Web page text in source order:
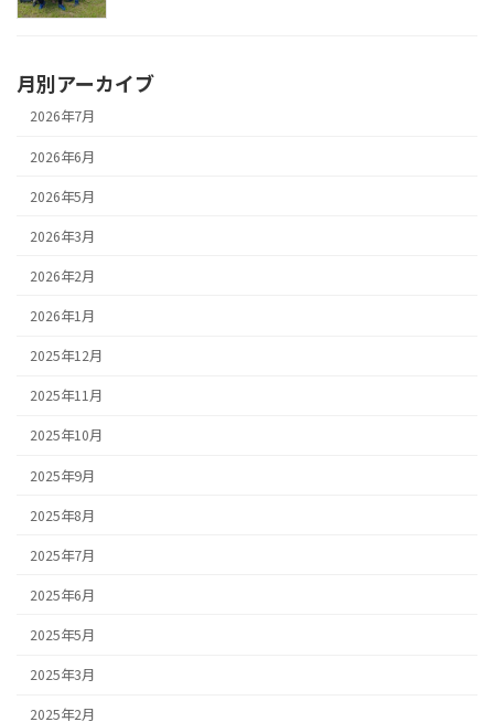
月別アーカイブ
2026年7月
2026年6月
2026年5月
2026年3月
2026年2月
2026年1月
2025年12月
2025年11月
2025年10月
2025年9月
2025年8月
2025年7月
2025年6月
2025年5月
2025年3月
2025年2月